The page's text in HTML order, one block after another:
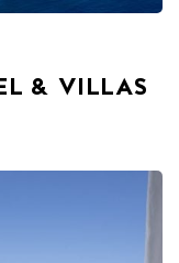
& VILLAS